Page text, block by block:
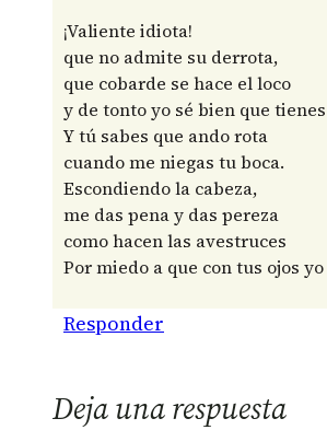
¡Valiente idiota!
que no admite su derrota,
que cobarde se hace el loco
y de tonto yo sé bien que
Y tú sabes que ando rota
cuando me niegas tu boca.
Escondiendo la cabeza,
me das pena y das pereza
como hacen las avestruces
Por miedo a que con tus ojos
Responder
Deja una respuesta